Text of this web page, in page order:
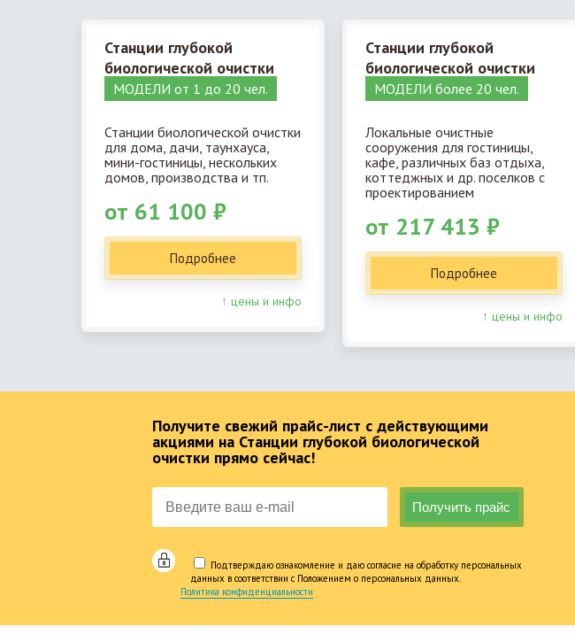
Станции глубокой
биологической очистки
МОДЕЛИ от 1 до 20 чел.
Станции биологической очистки
для дома, дачи, таунхауса,
мини-гостиницы, нескольких
домов, производства и тп.
от 61 100 ₽
Подробнее
↑ цены и инфо
Станции глубокой
биологической очистки
МОДЕЛИ более 20 чел.
Локальные очистные
сооружения для гостиницы,
кафе, различных баз отдыха,
коттеджных и др. поселков с
проектированием
от 217 413 ₽
Подробнее
↑ цены и инфо
Получите свежий прайс-лист с действующими
акциями на Станции глубокой биологической
очистки прямо сейчас!
Подтверждаю ознакомление и даю согласие на обработку персональных
данных в соответствии с Положением о персональных данных.
Политика конфиденциальности